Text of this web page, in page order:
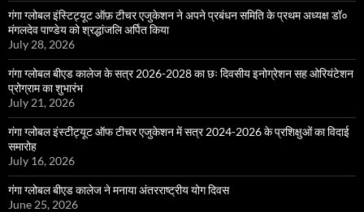
गंगा ग्लोबल इंस्टिट्यूट ऑफ़ टीचर एजुकेशन ने अपने प्रबंधन समिति के प्रथम अध्यक्ष डॉ०
मंगलदेव पाण्डेय को श्रद्धांजलि अर्पित किया
July 28, 2026
गंगा ग्लोबल बीएड कालेज के सत्र 2026-2028 का छः दिवसीय इनोग्रेशन सह ओरियंटेशन
प्रोग्राम का शुभारंभ
July 21, 2026
गंगा ग्लोबल इंस्टीट्यूट ऑफ टीचर एजुकेशन में सत्र 2024-2026 के प्रशिक्षुओं का विदाई
समारोह
July 16, 2026
गंगा ग्लोबल बीएड कालेज ने मनाया अंतरराष्ट्रीय योग दिवस
June 25, 2026